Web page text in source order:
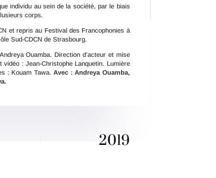
individu au sein de la société, par le biais
corps.
et repris au Festival des Francophonies à
Sud-CDCN de Strasbourg.
Ouamba. Direction d’acteur et mise
: Jean-Christophe Lanquetin. Lumière
: Kouam Tawa.Avec : Andreya Ouamba,
2019